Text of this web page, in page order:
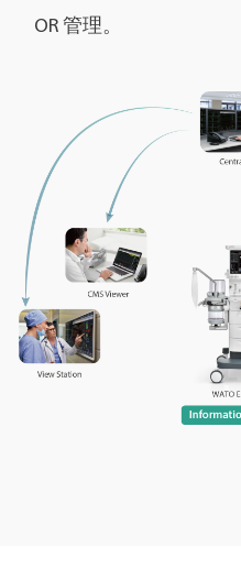
OR 管理。